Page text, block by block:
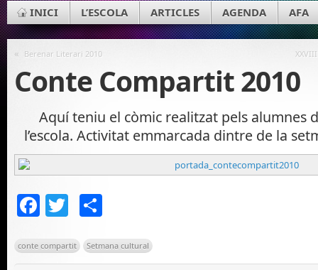
INICI L’ESCOLA ARTICLES AGENDA AFA
« Berenar Literari 2010
Conte Compartit 2010
Aquí teniu el còmic realitzat pels alumnes
l’escola. Activitat emmarcada dintre de la
Facebook
Twitter
conte compartit Setmana cultural